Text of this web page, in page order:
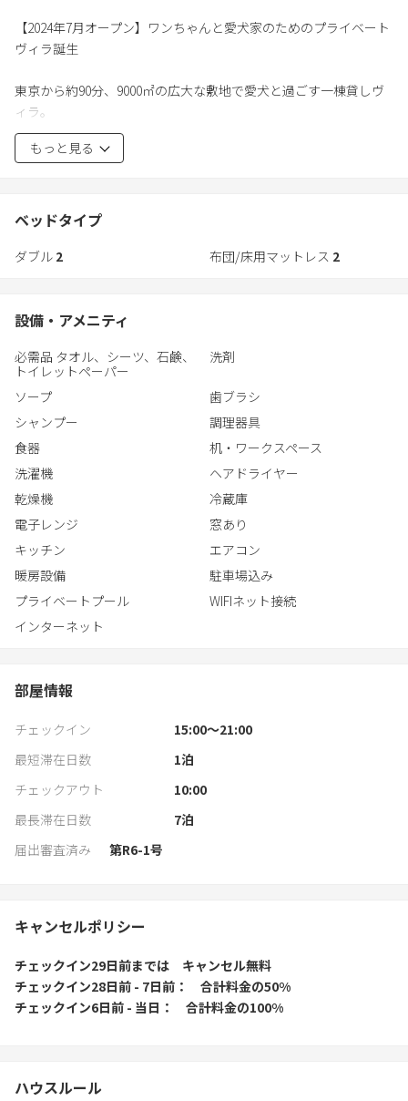
で思い切り走って楽しんでいただけます！
屋外にはワンちゃん専用のプール、施設にはワンちゃん専用洗い
【お食事】
お食事のご提供はございません。
キッチンや調理器具がございますので、食材をお持ちいただき、
【ご案内および注意事項】
・当施設は、躾（しつけ）のできた愛犬とのみお泊りいただける
意書」を必ずご確認いただき、同意いただける方のみ、ご予約を
※ワンちゃん以外の動物はお断りしております。
・「施設内全面禁煙」となっております。
喫煙が判明した場合は、違約金及び室内修復費用を請求いたし
ます
【2024年7月オープン】ワンちゃんと愛犬家のためのプライベート
ヴィラ誕生
東京から約90分、9000㎡の広大な敷地で愛犬と過ごす一棟貸しヴ
ィラ。
周囲を木々が囲むプライベート空間、敷地はフェンスで囲まれて
おりリード不要です。
※追加料金3,000円は現地精算
詳細はHPをご確認ください。
■定員 ：1～6名
バス、トイレ、バルコニー（ウッドデッキ）、ワンちゃん専用洗
い場、ドライルーム
■客室設備
無料Wi-Fi／エアコン／空気清浄機／洗濯機・乾燥機／冷蔵庫／
電子レンジ／湯沸かしポット／炊飯器
■ワンちゃん設備
■アメニティ
ボディシャンプー／シャンプー／コンディショナー／ドライヤ
ー／歯ブラシセット／カミソリセット
バスタオル／フェイスタオル／パジャマ／衣類用消臭スプレー
https://imitelis-biotop.com/
もっと見る
ベッドタイプ
ダブル 2 布団/床用マットレス 2
設備・アメニティ
必需品 タオル、シーツ、石鹸、
トイレットペーパー
洗剤
ソープ
歯ブラシ
シャンプー
調理器具
食器
机・ワークスペース
洗濯機
ヘアドライヤー
乾燥機
冷蔵庫
電子レンジ
窓あり
キッチン
エアコン
暖房設備
駐車場込み
プライベートプール
WIFIネット接続
インターネット
部屋情報
チェックイン
15:00〜21:00
最短滞在日数
1泊
チェックアウト
10:00
最長滞在日数
7泊
届出審査済み
第R6-1号
キャンセルポリシー
チェックイン29日前までは
キャンセル無料
チェックイン28日前 - 7日前
合計料金の50%
チェックイン6日前 - 当日
合計料金の100%
ハウスルール